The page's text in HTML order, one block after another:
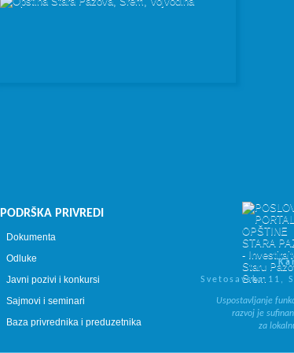
PODRŠKA PRIVREDI
Dokumenta
Odluke
Javni pozivi i konkursi
Sajmovi i seminari
Baza privrednika i preduzetnika
Svetosavska 11,
Uspostavljanje
razvoj je
za